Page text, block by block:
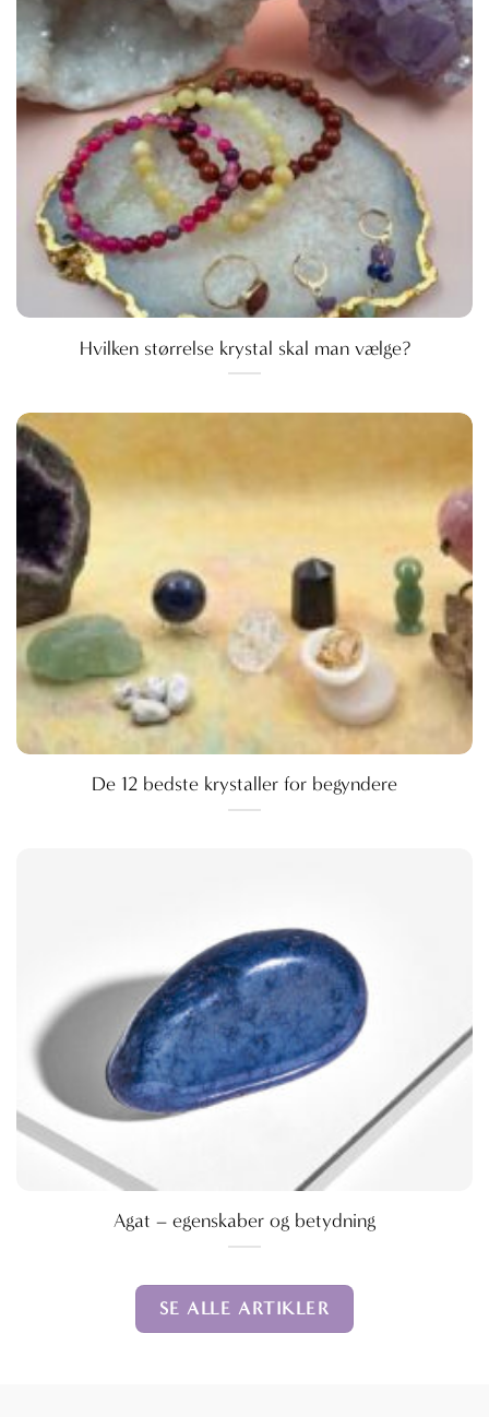
Hvilken størrelse krystal skal man vælge?
De 12 bedste krystaller for begyndere
Agat – egenskaber og betydning
SE ALLE ARTIKLER